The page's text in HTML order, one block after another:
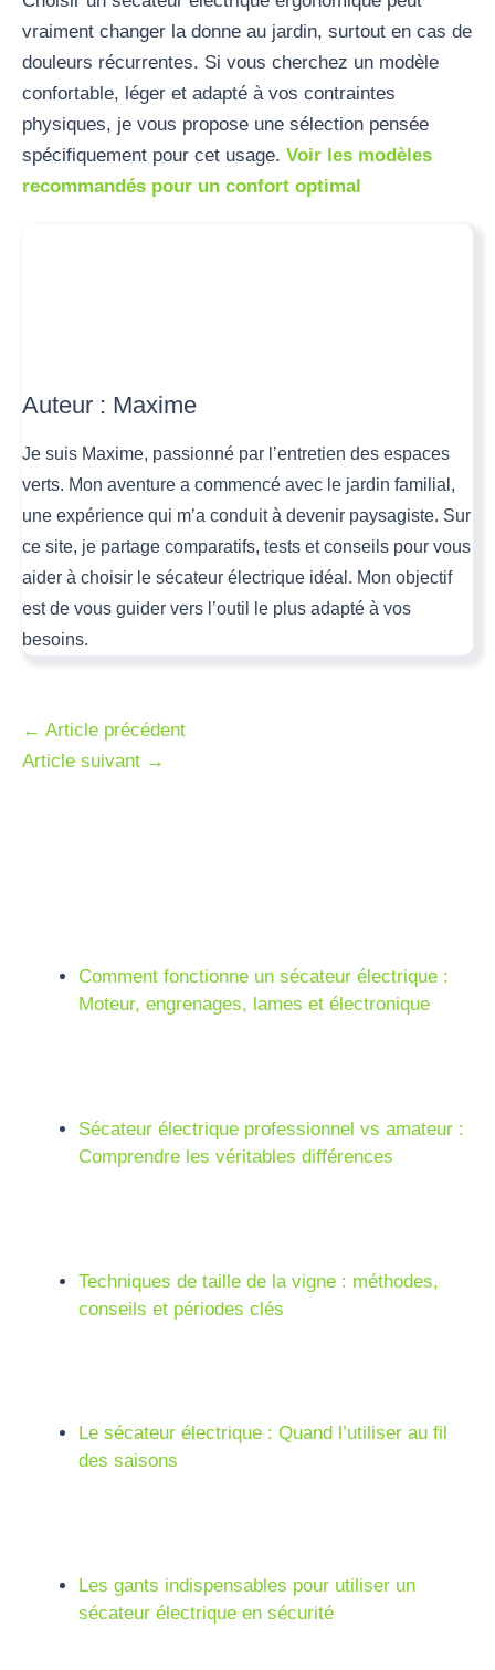
vraiment changer la donne au jardin, surtout en cas de
douleurs récurrentes. Si vous cherchez un modèle
confortable, léger et adapté à vos contraintes
physiques, je vous propose une sélection pensée
spécifiquement pour cet usage. Voir les modèles
recommandés pour un confort optimal
Auteur : Maxime
Je suis Maxime, passionné par l’entretien des espaces
verts. Mon aventure a commencé avec le jardin familial,
une expérience qui m’a conduit à devenir paysagiste. Sur
ce site, je partage comparatifs, tests et conseils pour vous
aider à choisir le sécateur électrique idéal. Mon objectif
est de vous guider vers l’outil le plus adapté à vos
besoins.
← Article précédent
Article suivant →
Comment fonctionne un sécateur électrique :
Moteur, engrenages, lames et électronique
Sécateur électrique professionnel vs amateur :
Comprendre les véritables différences
Techniques de taille de la vigne : méthodes,
conseils et périodes clés
Le sécateur électrique : Quand l’utiliser au fil
des saisons
Les gants indispensables pour utiliser un
sécateur électrique en sécurité